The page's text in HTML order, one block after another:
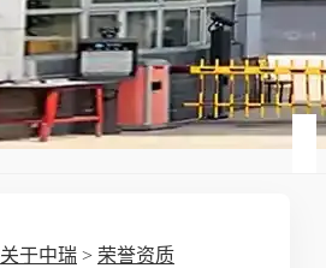
关于中瑞 > 荣誉资质